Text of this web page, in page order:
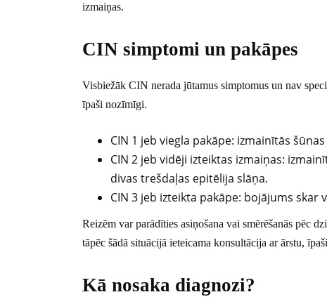
izmaiņas.
CIN simptomi un pakāpes
Visbiežāk CIN nerada jūtamus simptomus un nav
īpaši nozīmīgi.
CIN 1 jeb viegla pakāpe: izmainītās
CIN 2 jeb vidēji izteiktas izmaiņas:
divas trešdaļas epitēlija slāņa.
CIN 3 jeb izteikta pakāpe: bojājums skar
Reizēm var parādīties asiņošana vai smērēšanās pēc
tāpēc šādā situācijā ieteicama konsultācija ar ārstu,
Kā nosaka diagnozi?